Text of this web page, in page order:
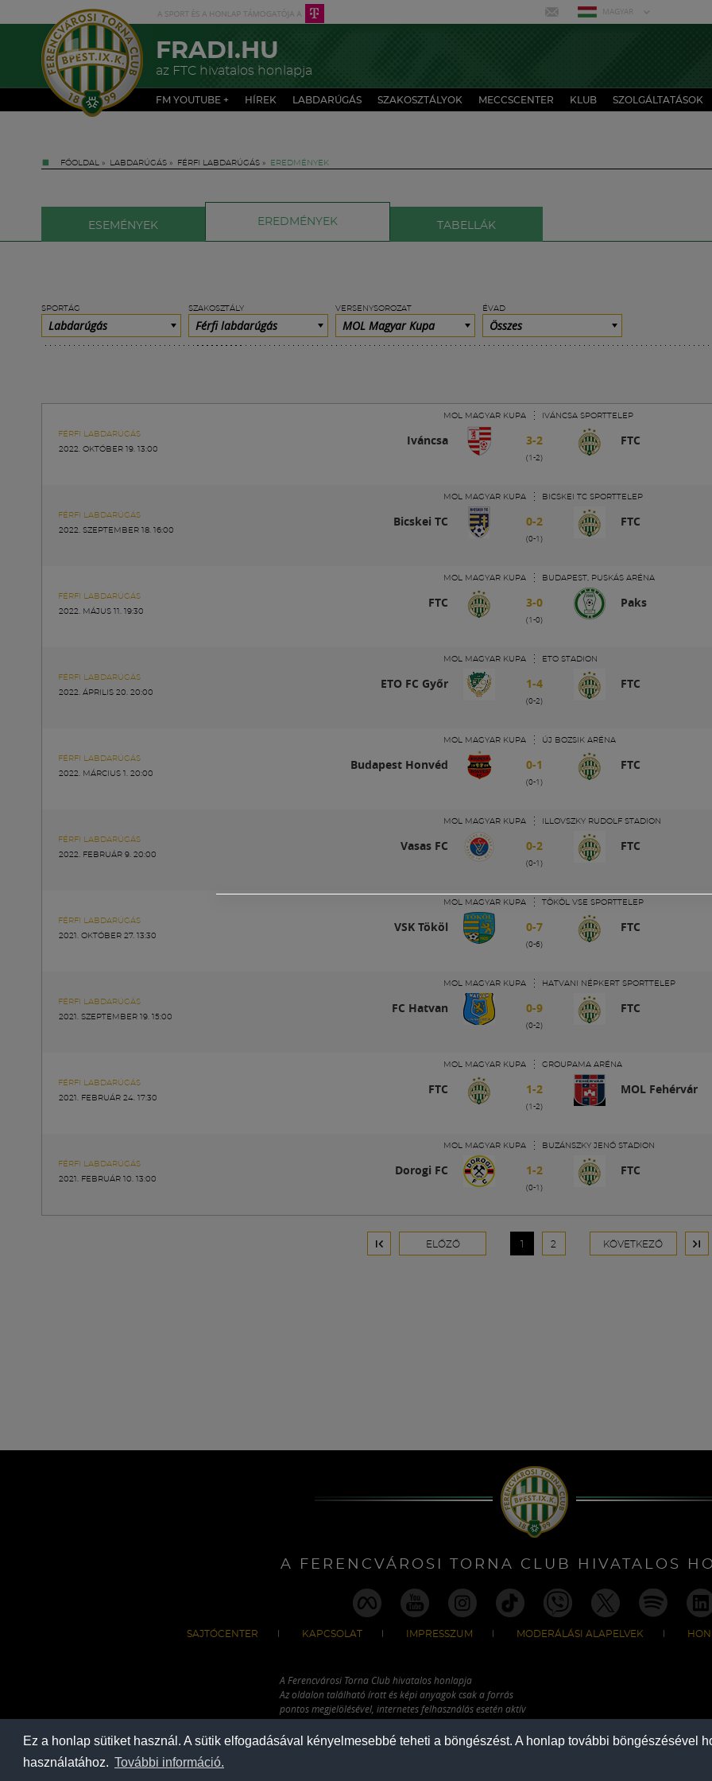
Ez a honlap sütiket használ. A sütik elfogadásával kényelmesebbé teheti a böngészést. A honlap további böngészésével
használatához. További információ.
MAGYAR
FRADI.HU
az FTC hivatalos honlapja
FM YOUTUBE + HÍREK LABDARÚGÁS SZAKOSZTÁLYOK MECCSCENTER KLUB SZOLGÁLTATÁSOK
FŐOLDAL » LABDARÚGÁS » FÉRFI LABDARÚGÁS » EREDMÉNYEK
ESEMÉNYEK EREDMÉNYEK TABELLÁK
SPORTÁG
Labdarúgás
SZAKOSZTÁLY
Férfi labdarúgás
VERSENYSOROZAT
MOL Magyar Kupa
ÉVAD
Összes
FÉRFI LABDARÚGÁS
2022. OKTÓBER 19. 13:00
MOL MAGYAR KUPA IVÁNCSA SPORTTELEP
Iváncsa 3-2
(1-2)
FTC
FÉRFI LABDARÚGÁS
2022. SZEPTEMBER 18. 16:00
MOL MAGYAR KUPA BICSKEI TC SPORTTELEP
Bicskei TC 0-2
(0-1)
FTC
FÉRFI LABDARÚGÁS
2022. MÁJUS 11. 19:30
MOL MAGYAR KUPA BUDAPEST, PUSKÁS ARÉNA
FTC 3-0
(1-0)
Paks
FÉRFI LABDARÚGÁS
2022. ÁPRILIS 20. 20:00
MOL MAGYAR KUPA ETO STADION
ETO FC Győr 1-4
(0-2)
FTC
FÉRFI LABDARÚGÁS
2022. MÁRCIUS 1. 20:00
MOL MAGYAR KUPA ÚJ BOZSIK ARÉNA
Budapest Honvéd 0-1
(0-1)
FTC
FÉRFI LABDARÚGÁS
2022. FEBRUÁR 9. 20:00
MOL MAGYAR KUPA ILLOVSZKY RUDOLF STADION
Vasas FC 0-2
(0-1)
FTC
FÉRFI LABDARÚGÁS
2021. OKTÓBER 27. 13:30
MOL MAGYAR KUPA TÖKÖL VSE SPORTTELEP
VSK Tököl 0-7
(0-6)
FTC
FÉRFI LABDARÚGÁS
2021. SZEPTEMBER 19. 15:00
MOL MAGYAR KUPA HATVANI NÉPKERT SPORTTELEP
FC Hatvan 0-9
(0-2)
FTC
FÉRFI LABDARÚGÁS
2021. FEBRUÁR 24. 17:30
MOL MAGYAR KUPA GROUPAMA ARÉNA
FTC 1-2
(1-2)
MOL Fehérvár
FÉRFI LABDARÚGÁS
2021. FEBRUÁR 10. 13:00
MOL MAGYAR KUPA BUZÁNSZKY JENŐ STADION
Dorogi FC 1-2
(0-1)
FTC
ELŐZŐ 1 2 KÖVETKEZŐ
A FERENCVÁROSI TORNA CLUB HIVATALOS
SAJTÓCENTER KAPCSOLAT IMPRESSZUM MODERÁLÁSI ALAPELVEK
A Ferencvárosi Torna Club hivatalos honlapja
Az oldalon található írott és képi anyagok csak a forrás
pontos megjelölésével, internetes felhasználás esetén aktív
hivatkozással használhatóak fel.